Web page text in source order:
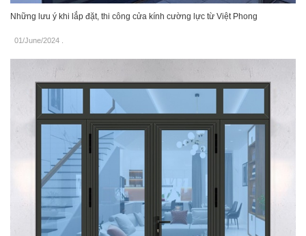
Những lưu ý khi lắp đặt, thi công cửa kính cường lực từ Việt Phong
01/June/2024